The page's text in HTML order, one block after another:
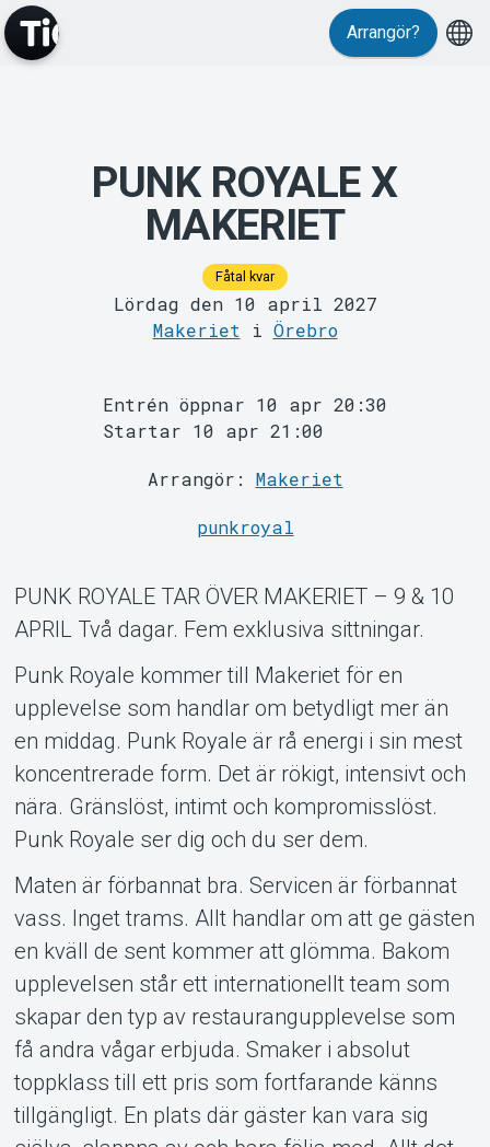
Evenemang
MyTickster
Support
Om Tickster
Arrangör?
PUNK ROYALE X
MAKERIET
Fåtal kvar
Lördag den 10 april 2027
Makeriet i Örebro
Entrén öppnar 10 apr 20:30
Startar 10 apr 21:00
Arrangör: Makeriet
punkroyal
PUNK ROYALE TAR ÖVER MAKERIET – 9 & 10
APRIL Två dagar. Fem exklusiva sittningar.
Punk Royale kommer till Makeriet för en
upplevelse som handlar om betydligt mer än
en middag. Punk Royale är rå energi i sin mest
koncentrerade form. Det är rökigt, intensivt och
nära. Gränslöst, intimt och kompromisslöst.
Punk Royale ser dig och du ser dem.
Maten är förbannat bra. Servicen är förbannat
vass. Inget trams. Allt handlar om att ge gästen
en kväll de sent kommer att glömma. Bakom
upplevelsen står ett internationellt team som
skapar den typ av restaurangupplevelse som
få andra vågar erbjuda. Smaker i absolut
toppklass till ett pris som fortfarande känns
tillgängligt. En plats där gäster kan vara sig